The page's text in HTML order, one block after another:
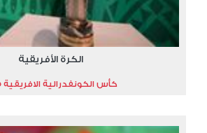
الكرة الأفريقية
كأس الكونفدرالية الافريقية 2025